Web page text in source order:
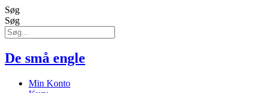
Søg
Søg
De små engle
Min Konto